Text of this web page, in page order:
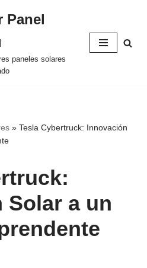
Panel
paneles solares
» Tesla Cybertruck: Innovación
Solar a un